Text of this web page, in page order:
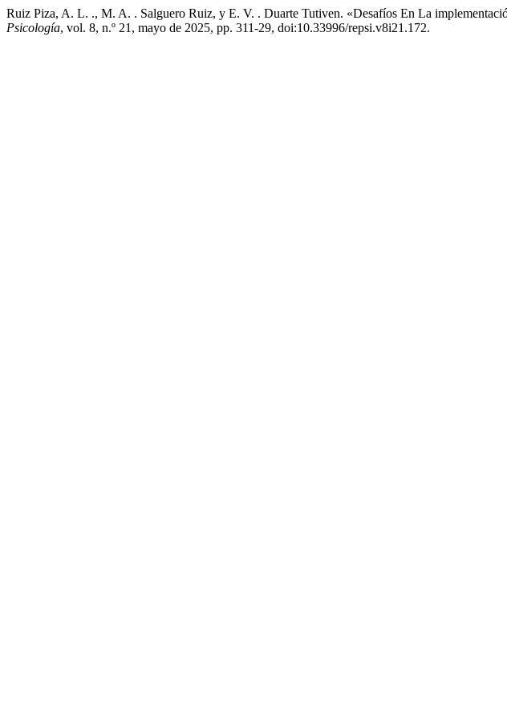
Ruiz Piza, A. L. ., M. A. . Salguero Ruiz, y E. V. . Duarte Tutiven. «Desafíos En La
Psicología, vol. 8, n.º 21, mayo de 2025, pp. 311-29, doi:10.33996/repsi.v8i21.172.